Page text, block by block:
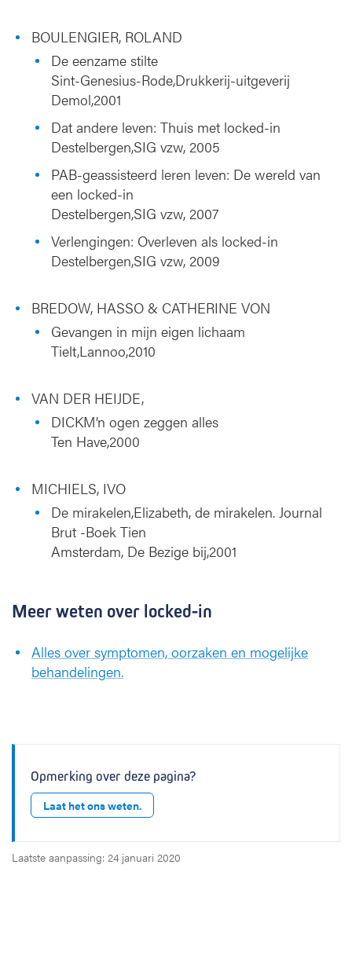
BOULENGIER, ROLAND
De eenzame stilte
Sint-Genesius-Rode,Drukkerij-uitgeverij
Demol,2001
Dat andere leven: Thuis met locked-in
Destelbergen,SIG vzw, 2005
PAB-geassisteerd leren leven: De wereld van
een locked-in
Destelbergen,SIG vzw, 2007
Verlengingen: Overleven als locked-in
Destelbergen,SIG vzw, 2009
BREDOW, HASSO & CATHERINE VON
Gevangen in mijn eigen lichaam
Tielt,Lannoo,2010
VAN DER HEIJDE,
DICKM’n ogen zeggen alles
Ten Have,2000
MICHIELS, IVO
De mirakelen,Elizabeth, de mirakelen. Journal
Brut -Boek Tien
Amsterdam, De Bezige bij,2001
Meer weten over locked-in
Alles over symptomen, oorzaken en mogelijke
behandelingen.
Opmerking over deze pagina?
Laat het ons weten.
Laatste aanpassing: 24 januari 2020